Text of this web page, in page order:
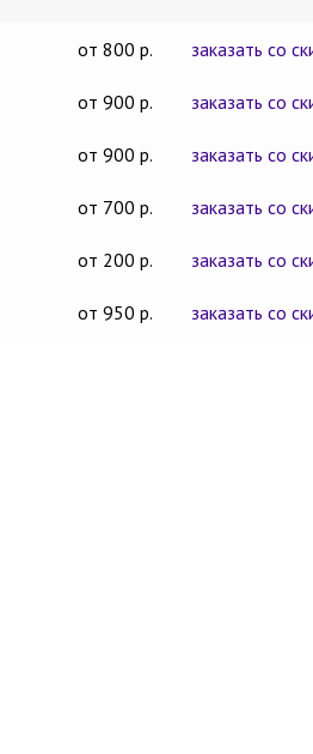
от 800 р. заказать со
от 900 р. заказать со
от 900 р. заказать со
от 700 р. заказать со
от 200 р. заказать со
от 950 р. заказать со